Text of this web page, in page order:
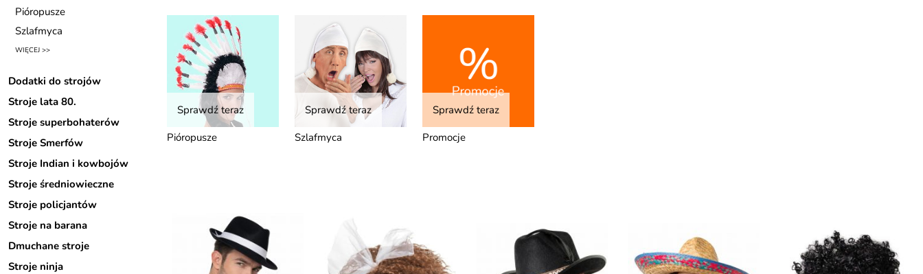
Sprawdź teraz
Pióropusze
Sprawdź teraz
Szlafmyca
Sprawdź teraz
Promocje
Pióropusze
Szlafmyca
WIĘCEJ >>
Dodatki do strojów
Stroje lata 80.
Stroje superbohaterów
Stroje Smerfów
Stroje Indian i kowbojów
Stroje średniowieczne
Stroje policjantów
Stroje na barana
Dmuchane stroje
Stroje ninja